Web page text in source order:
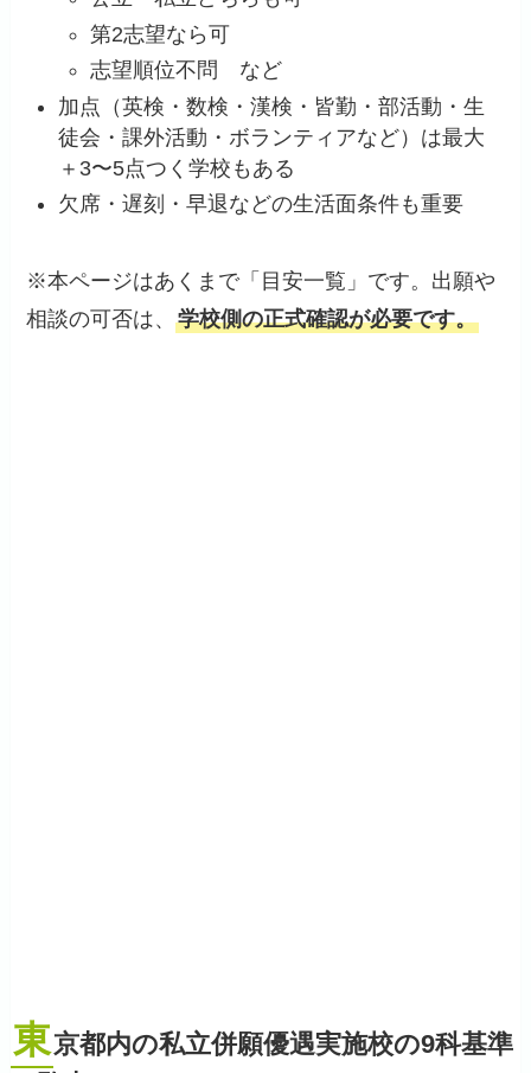
第2志望なら可
志望順位不問 など
加点（英検・数検・漢検・皆勤・部活動・生
徒会・課外活動・ボランティアなど）は最大
＋3〜5点つく学校もある
欠席・遅刻・早退などの生活面条件も重要
※本ページはあくまで「目安一覧」です。出願や
相談の可否は、学校側の正式確認が必要です。
東京都内の私立併願優遇実施校の9科基準